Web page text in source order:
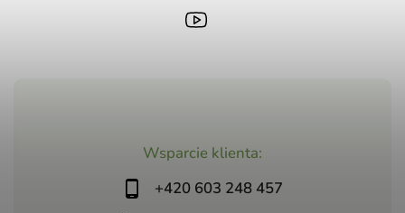
Wsparcie klienta:
+420 603 248 457